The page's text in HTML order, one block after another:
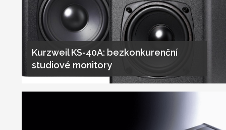
Kurzweil KS-40A: bezkonkurenční
studiové monitory